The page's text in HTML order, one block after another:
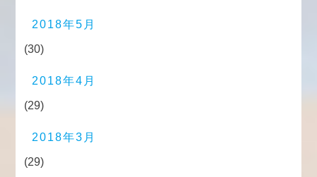
2018年5月
(30)
2018年4月
(29)
2018年3月
(29)